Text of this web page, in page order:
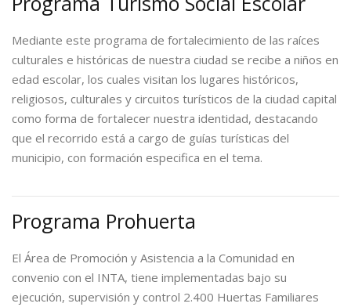
Mediante este programa de fortalecimiento de las raíces
culturales e históricas de nuestra ciudad se recibe a niños en
edad escolar, los cuales visitan los lugares históricos,
religiosos, culturales y circuitos turísticos de la ciudad capital
como forma de fortalecer nuestra identidad, destacando
que el recorrido está a cargo de guías turísticas del
municipio, con formación especifica en el tema.
Programa Prohuerta
El Área de Promoción y Asistencia a la Comunidad en
convenio con el INTA, tiene implementadas bajo su
ejecución, supervisión y control 2.400 Huertas Familiares